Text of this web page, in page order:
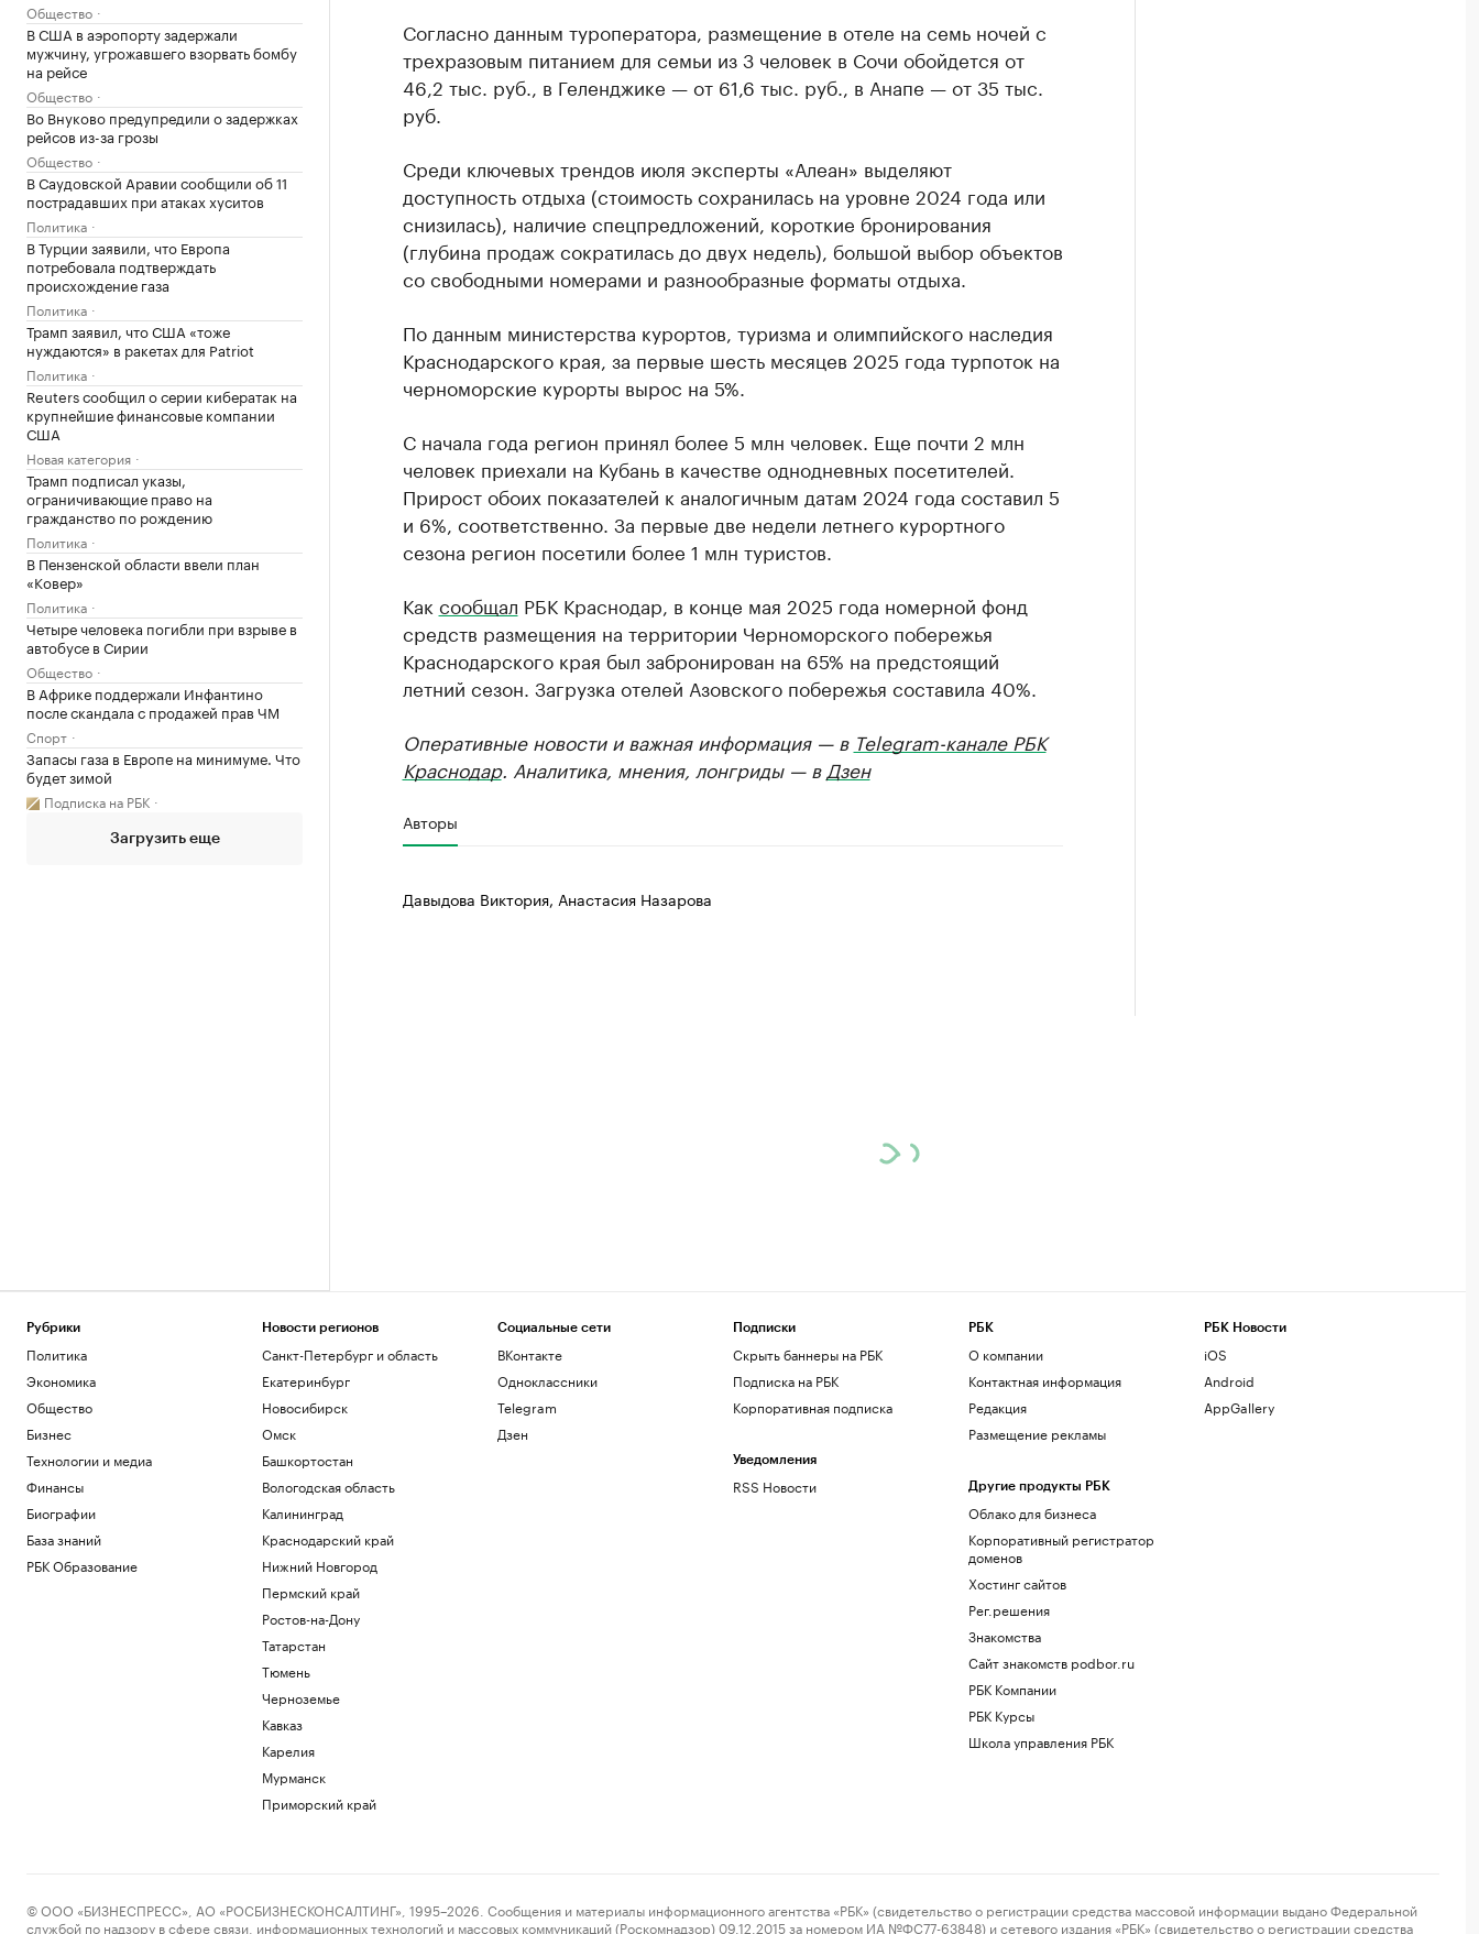
Общество
В США в аэропорту задержали
мужчину, угрожавшего взорвать бомбу
на рейсе
Общество
Во Внуково предупредили о задержках
рейсов из-за грозы
Общество
В Саудовской Аравии сообщили об 11
пострадавших при атаках хуситов
Политика
В Турции заявили, что Европа
потребовала подтверждать
происхождение газа
Политика
Трамп заявил, что США «тоже
нуждаются» в ракетах для Patriot
Политика
Reuters сообщил о серии кибератак на
крупнейшие финансовые компании
США
Новая категория
Трамп подписал указы,
ограничивающие право на
гражданство по рождению
Политика
В Пензенской области ввели план
«Ковер»
Политика
Четыре человека погибли при взрыве в
автобусе в Сирии
Общество
В Африке поддержали Инфантино
после скандала с продажей прав ЧМ
Спорт
Запасы газа в Европе на минимуме. Что
будет зимой
Подписка на РБК
Загрузить еще
Согласно данным туроператора, размещение в отеле на семь ночей с
трехразовым питанием для семьи из 3 человек в Сочи обойдется от
46,2 тыс. руб., в Геленджике — от 61,6 тыс. руб., в Анапе — от 35 тыс.
руб.
Среди ключевых трендов июля эксперты «Алеан» выделяют
доступность отдыха (стоимость сохранилась на уровне 2024 года или
снизилась), наличие спецпредложений, короткие бронирования
(глубина продаж сократилась до двух недель), большой выбор объектов
со свободными номерами и разнообразные форматы отдыха.
По данным министерства курортов, туризма и олимпийского наследия
Краснодарского края, за первые шесть месяцев 2025 года турпоток на
черноморские курорты вырос на 5%.
С начала года регион принял более 5 млн человек. Еще почти 2 млн
человек приехали на Кубань в качестве однодневных посетителей.
Прирост обоих показателей к аналогичным датам 2024 года составил 5
и 6%, соответственно. За первые две недели летнего курортного
сезона регион посетили более 1 млн туристов.
Как сообщал РБК Краснодар, в конце мая 2025 года номерной фонд
средств размещения на территории Черноморского побережья
Краснодарского края был забронирован на 65% на предстоящий
летний сезон. Загрузка отелей Азовского побережья составила 40%.
Оперативные новости и важная информация — в Telegram-канале РБК
Краснодар. Аналитика, мнения, лонгриды — в Дзен
Авторы
Давыдова Виктория, Анастасия Назарова
Рубрики
Политика
Экономика
Общество
Бизнес
Технологии и медиа
Финансы
Биографии
База знаний
РБК Образование
Новости регионов
Санкт-Петербург и область
Екатеринбург
Новосибирск
Омск
Башкортостан
Вологодская область
Калининград
Краснодарский край
Нижний Новгород
Пермский край
Ростов-на-Дону
Татарстан
Тюмень
Черноземье
Кавказ
Карелия
Мурманск
Приморский край
Социальные сети
ВКонтакте
Одноклассники
Telegram
Дзен
Подписки
Скрыть баннеры на РБК
Подписка на РБК
Корпоративная подписка
Уведомления
RSS Новости
РБК
О компании
Контактная информация
Редакция
Размещение рекламы
Другие продукты РБК
Облако для бизнеса
Корпоративный регистратор
доменов
Хостинг сайтов
Рег.решения
Знакомства
Сайт знакомств podbor.ru
РБК Компании
РБК Курсы
Школа управления РБК
РБК Новости
iOS
Android
AppGallery
© ООО «БИЗНЕСПРЕСС», АО «РОСБИЗНЕСКОНСАЛТИНГ», 1995–2026. Сообщения и материалы информационного агентства «РБК» (свидетельство о регистрации средства массовой информации выдано Федеральной
службой по надзору в сфере связи, информационных технологий и массовых коммуникаций (Роскомнадзор) 09.12.2015 за номером ИА №ФС77-63848) и сетевого издания «РБК» (свидетельство о регистрации средства